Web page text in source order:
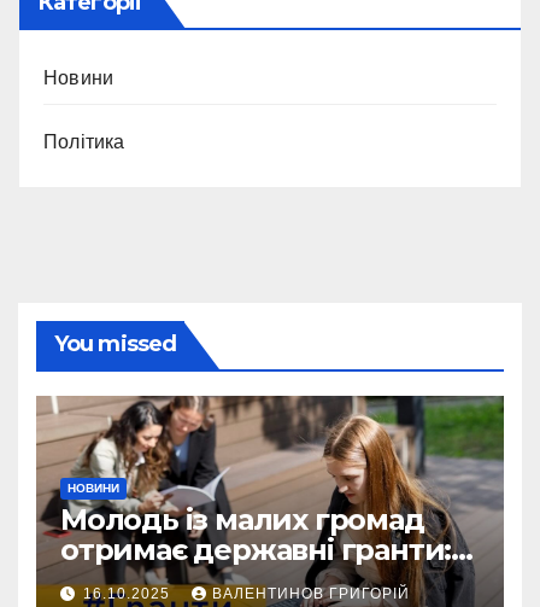
Новини
Політика
You missed
НОВИНИ
Молодь із малих громад
отримає державні гранти:
виплати сягатимуть 200
16.10.2025 ВАЛЕНТИНОВ ГРИГОРІЙ